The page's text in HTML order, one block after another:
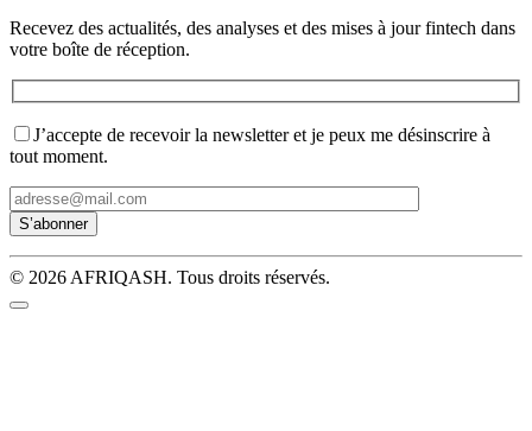
Recevez des actualités, des analyses et des mises à jour fintech dans
votre boîte de réception.
J’accepte de recevoir la newsletter et je peux me désinscrire à
tout moment.
© 2026 AFRIQASH. Tous droits réservés.